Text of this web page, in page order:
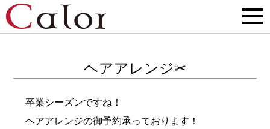
ヘアアレンジ✂
卒業シーズンですね！
ヘアアレンジの御予約承っております！